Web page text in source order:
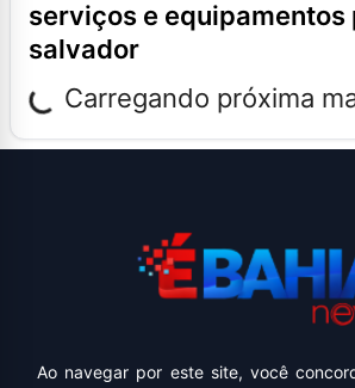
serviços e equipamentos
salvador
Carregando próxima
Ao navegar por este site, você